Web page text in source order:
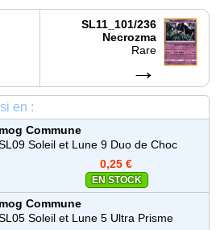
SL11_101/236
Necrozma
Rare
→
en :
Commune
Soleil et Lune 9 Duo de Choc
0,25 €
EN STOCK
Commune
Soleil et Lune 5 Ultra Prisme